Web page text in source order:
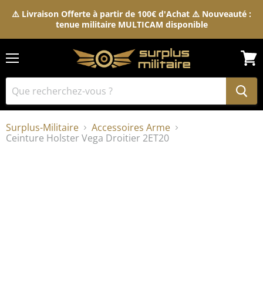
⚠️ Livraison Offerte à partir de 100€ d'Achat ⚠️ Nouveauté :
tenue militaire MULTICAM disponible
le
Surplus-Militaire
Accessoires Arme
Ceinture Holster Vega Droitier 2ET20